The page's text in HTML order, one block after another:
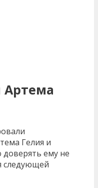
Артема
Гелия и
ему не
следующей